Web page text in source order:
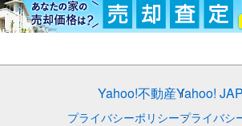
Yahoo!不動産Yahoo!
プライバシーポリシープライバシ